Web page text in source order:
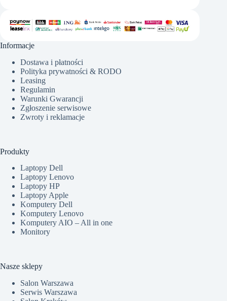
Informacje
Dostawa i płatności
Polityka prywatności & RODO
Leasing
Regulamin
Warunki Gwarancji
Zgłoszenie serwisowe
Zwroty i reklamacje
Produkty
Laptopy Dell
Laptopy Lenovo
Laptopy HP
Laptopy Apple
Komputery Dell
Komputery Lenovo
Komputery AIO – All in one
Monitory
Nasze sklepy
Salon Warszawa
Serwis Warszawa